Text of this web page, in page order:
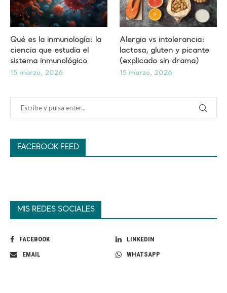
Qué es la inmunología: la
ciencia que estudia el
sistema inmunológico
15 marzo, 2026
Alergia vs intolerancia:
lactosa, gluten y picante
(explicado sin drama)
15 marzo, 2026
FACEBOOK FEED
MIS REDES SOCIALES
FACEBOOK
LINKEDIN
EMAIL
WHATSAPP